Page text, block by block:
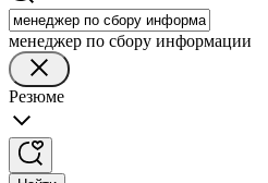
менеджер по сбору информации
Резюме